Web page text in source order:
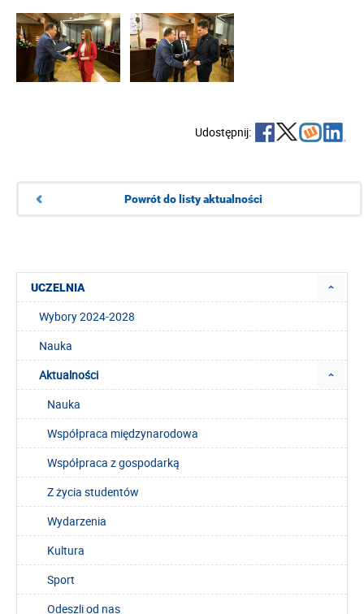
Udostępnij:
Powrót do listy aktualności
UCZELNIA
Wybory 2024-2028
Nauka
Aktualności
Nauka
Współpraca międzynarodowa
Współpraca z gospodarką
Z życia studentów
Wydarzenia
Kultura
Sport
Odeszli od nas